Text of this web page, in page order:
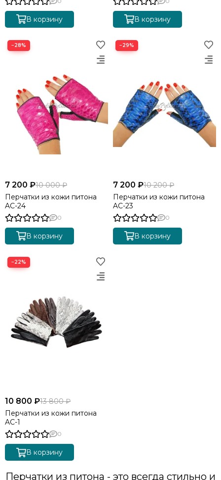
В корзину В корзину
−28%
7 200 ₽10 000 ₽
Перчатки из кожи питона
AC-24
0
В корзину
−29%
7 200 ₽10 200 ₽
Перчатки из кожи питона
AC-23
0
В корзину
−22%
10 800 ₽13 800 ₽
Перчатки из кожи питона
AC-1
0
В корзину
Перчатки из питона - это всегда стильно и